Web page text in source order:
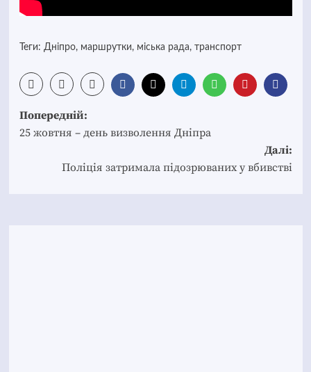
Теги: Дніпро, маршрутки, міська рада, транспорт
Post
navigation
Попередній:
25 жовтня – день визволення Дніпра
Далі:
Поліція затримала підозрюваних у вбивстві